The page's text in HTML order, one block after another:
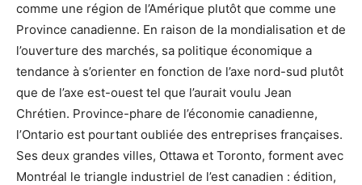
comme une région de l’Amérique plutôt que comme une
Province canadienne. En raison de la mondialisation et de
l’ouverture des marchés, sa politique économique a
tendance à s’orienter en fonction de l’axe nord-sud plutôt
que de l’axe est-ouest tel que l’aurait voulu Jean
Chrétien. Province-phare de l’économie canadienne,
l’Ontario est pourtant oubliée des entreprises françaises.
Ses deux grandes villes, Ottawa et Toronto, forment avec
Montréal le triangle industriel de l’est canadien : édition,